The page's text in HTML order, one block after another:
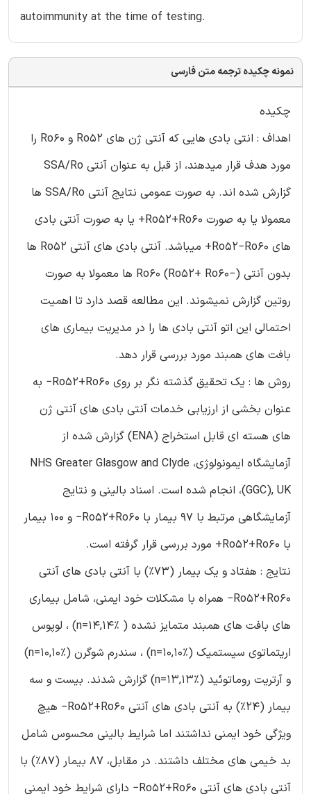
autoimmunity at the time of testing.
نمونه چکیده ترجمه متن فارسی
چکیده
اهداف : انتی بادی هایی که آنتی ژن های Ro52 و Ro60 را
مورد هدف قرار میدهند، از قبل به عنوان آنتی SSA/Ro
گزارش شده اند. به صورت عمومی نتایج آنتی SSA/Ro ها
معمولا یا به صورت Ro52+Ro60+ یا به صورت آنتی بادی
های Ro52−Ro60+ میباشد. آنتی بادی های آنتی Ro52 ها
بدون آنتی Ro60 (Ro52+ Ro60−) ها معمولا به صورت
روتین گزارش نمیشوند. این مطالعه قصد دارد تا اهمیت
احتمالی این اتو آنتی بادی ها را در مدیریت بیماری های
بافت های همبند مورد بررسی قرار دهد.
روش ها : یک تحقیق گذشته نگر بر روی Ro52+Ro60− به
عنوان بخشی از ارزیابی خدمات آنتی بادی های آنتی ژن
های هسته ای قابل استخراج (ENA) گزارش شده از
آزمایشگاه ایمونولوژی، NHS Greater Glasgow and Clyde
(GGC), UK، انجام شده است. اسناد بالینی و نتایج
آزمایشگاهی مرتبط با 97 بیمار با Ro52+Ro60− و 100 بیمار
با Ro52+Ro60+ مورد بررسی قرار گرفته است.
نتایج : هفتاد و یک بیمار (73%) با آنتی بادی های آنتی
Ro52+Ro60− همراه با مشکلات خود ایمنی، شامل بیماری
های بافت های همبند متمایز نشده ( n=14,14%) ، لوپوس
اریتماتوی سیستمیک (n=10,10%) ، سندرم شوگرن (n=10,10%)
و آرتریت روماتوئید (n=13,13%) گزارش شدند. بیست و سه
بیمار (24%) به آنتی بادی های آنتی Ro52+Ro60− هیچ
ویژگی خود ایمنی نداشتند اما شرایط بالینی محسوس شامل
بد خیمی های مختلف داشتند. در مقابل، 87 بیمار (87%) با
آنتی بادی های آنتی Ro52+Ro60− دارای شرایط خود ایمنی